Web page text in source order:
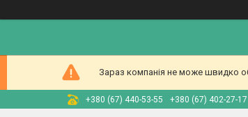
Зараз компанія не може швидко
+380 (67) 440-53-55 +380 (67) 402-27-17